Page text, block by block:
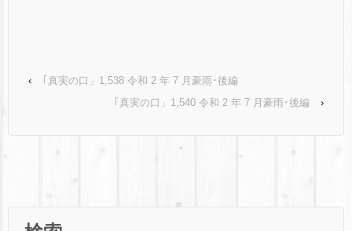
‹
｢真実の口」1,538 令和 2 年 7 月豪雨･後編
｢真実の口」1,540 令和 2 年 7 月豪雨･後編
›